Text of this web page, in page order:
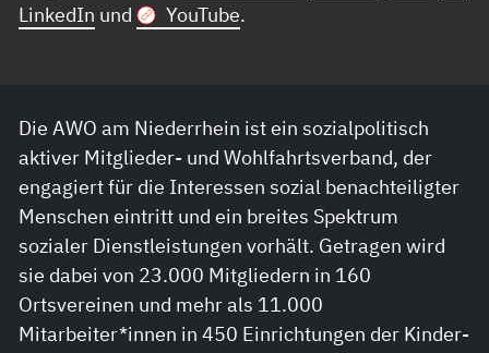
LinkedIn und YouTube.
Die AWO am Niederrhein ist ein sozialpolitisch
aktiver Mitglieder- und Wohlfahrtsverband, der
engagiert für die Interessen sozial benachteiligter
Menschen eintritt und ein breites Spektrum
sozialer Dienstleistungen vorhält. Getragen wird
sie dabei von 23.000 Mitgliedern in 160
Ortsvereinen und mehr als 11.000
Mitarbeiter*innen in 450 Einrichtungen der Kinder-